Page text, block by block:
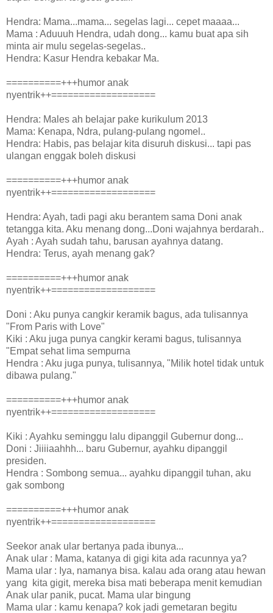
Hendra: Mama...mama... segelas lagi... cepet maaaa...
Mama : Aduuuh Hendra, udah dong... kamu buat apa sih
minta air mulu segelas-segelas..
Hendra: Kasur Hendra kebakar Ma.
==========+++humor anak
nyentrik++===================
Hendra: Males ah belajar pake kurikulum 2013
Mama: Kenapa, Ndra, pulang-pulang ngomel..
Hendra: Habis, pas belajar kita disuruh diskusi... tapi pas
ulangan enggak boleh diskusi
==========+++humor anak
nyentrik++===================
Hendra: Ayah, tadi pagi aku berantem sama Doni anak
tetangga kita. Aku menang dong...Doni wajahnya berdarah..
Ayah : Ayah sudah tahu, barusan ayahnya datang.
Hendra: Terus, ayah menang gak?
==========+++humor anak
nyentrik++===================
Doni : Aku punya cangkir keramik bagus, ada tulisannya
"From Paris with Love"
Kiki : Aku juga punya cangkir kerami bagus, tulisannya
"Empat sehat lima sempurna
Hendra : Aku juga punya, tulisannya, "Milik hotel tidak untuk
dibawa pulang."
==========+++humor anak
nyentrik++===================
Kiki : Ayahku seminggu lalu dipanggil Gubernur dong...
Doni : Jiiiiaahhh... baru Gubernur, ayahku dipanggil
presiden.
Hendra : Sombong semua... ayahku dipanggil tuhan, aku
gak sombong
==========+++humor anak
nyentrik++===================
Seekor anak ular bertanya pada ibunya...
Anak ular : Mama, katanya di gigi kita ada racunnya ya?
Mama ular : Iya, namanya bisa. kalau ada orang atau hewan
yang kita gigit, mereka bisa mati beberapa menit kemudian
Anak ular panik, pucat. Mama ular bingung
Mama ular : kamu kenapa? kok jadi gemetaran begitu